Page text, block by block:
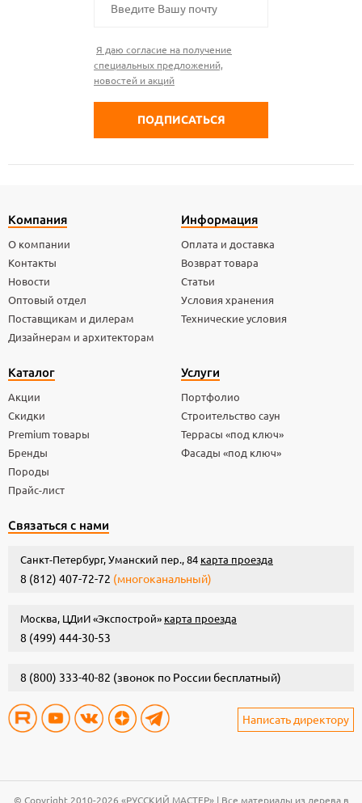
Я даю согласие на получение
специальных предложений,
новостей и акций
Компания
О компании
Контакты
Новости
Оптовый отдел
Поставщикам и дилерам
Дизайнерам и архитекторам
Информация
Оплата и доставка
Возврат товара
Статьи
Условия хранения
Технические условия
Каталог
Акции
Скидки
Premium товары
Бренды
Породы
Прайс-лист
Услуги
Портфолио
Строительство саун
Террасы «под ключ»
Фасады «под ключ»
Связаться с нами
Санкт-Петербург, Уманский пер., 84 карта проезда
8 (812) 407-72-72 (многоканальный)
Москва, ЦДиИ «Экспострой» карта проезда
8 (499) 444-30-53
8 (800) 333-40-82 (звонок по России бесплатный)
Написать директору
© Copyright 2010-2026 «РУССКИЙ МАСТЕР» | Все материалы из дерева в